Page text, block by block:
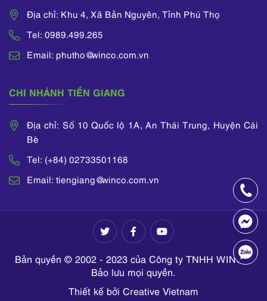
Địa chỉ: Khu 4, Xã Bản Nguyên, Tỉnh Phú Thọ
Tel: 0989.499.265
Email: phutho@winco.com.vn
CHI NHÁNH TIỀN GIANG
Địa chỉ: Số 10 Quốc lộ 1A, An Thái Trung, Huyện Cái
Bè
Tel: (+84) 02733501168
Email: tiengiang@winco.com.vn
Bản quyền © 2002 - 2023 của Công ty TNHH WINCO.
Bảo lưu mọi quyền.
Thiết kế bởi Creative Vietnam